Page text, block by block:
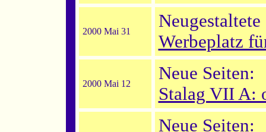
2000 Mai 31
Neugestaltete
Werbeplatz
2000 Mai 12
Neue Seiten:
Stalag VII A:
Neue Seiten: